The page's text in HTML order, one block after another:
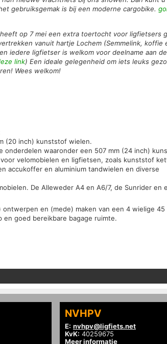
gebruiksgemak is bij een moderne cargobike.
op 7 mei een extra toertocht voor ligfietsers
vanuit hartje Lochem (Semmelink, koffie
iedere ligfietser is welkom voor deelname aan
link) Een ideale gelegenheid om iets leuks
Wees welkom!
(20 inch) kunststof wielen.
onderdelen waaronder een 507 mm (24 inch)
velomobielen en ligfietsen, zoals kunststof
accukoffer en aluminium tandwielen en diverse
De Alleweder A4 en A6/7, de Sunrider en
en (mede) maken van een 4 wielige 45
en goed bereikbare bagage ruimte.
NVHPV
E: nvhpv@ligfiets.net
KvK: 40259675
Meer informatie